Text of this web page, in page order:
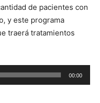
de pacientes con
y este programa
traerá tratamientos
00:00